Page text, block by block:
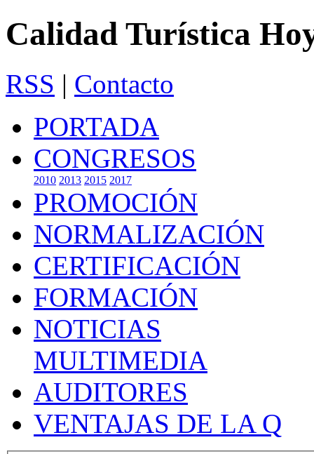
Calidad Turística
RSS | Contacto
PORTADA
CONGRESOS
2010 2013 2015 2017
PROMOCIÓN
NORMALIZACIÓN
CERTIFICACIÓN
FORMACIÓN
NOTICIAS
MULTIMEDIA
AUDITORES
VENTAJAS DE LA Q